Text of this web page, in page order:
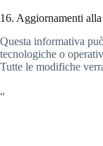
16. Aggiornamenti
Questa informativa
tecnologiche o
Tutte le modifiche
“